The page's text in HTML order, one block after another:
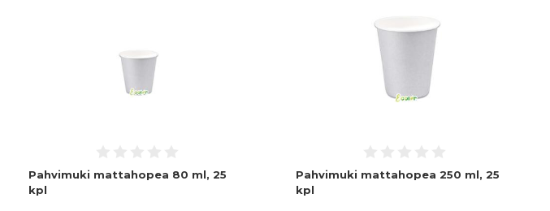
Pahvimuki mattahopea 80 ml, 25
kpl
Pahvimuki mattahopea 250 ml, 25
kpl